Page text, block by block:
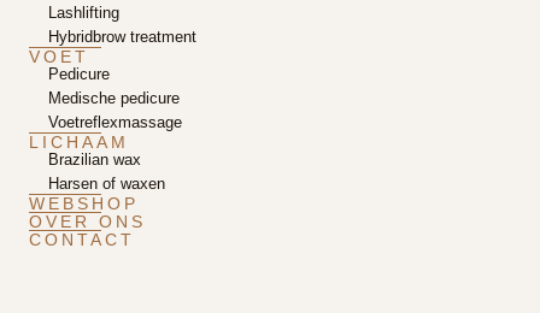
Lashlifting
Hybridbrow treatment
VOET
Pedicure
Medische pedicure
Voetreflexmassage
LICHAAM
Brazilian wax
Harsen of waxen
WEBSHOP
OVER ONS
CONTACT